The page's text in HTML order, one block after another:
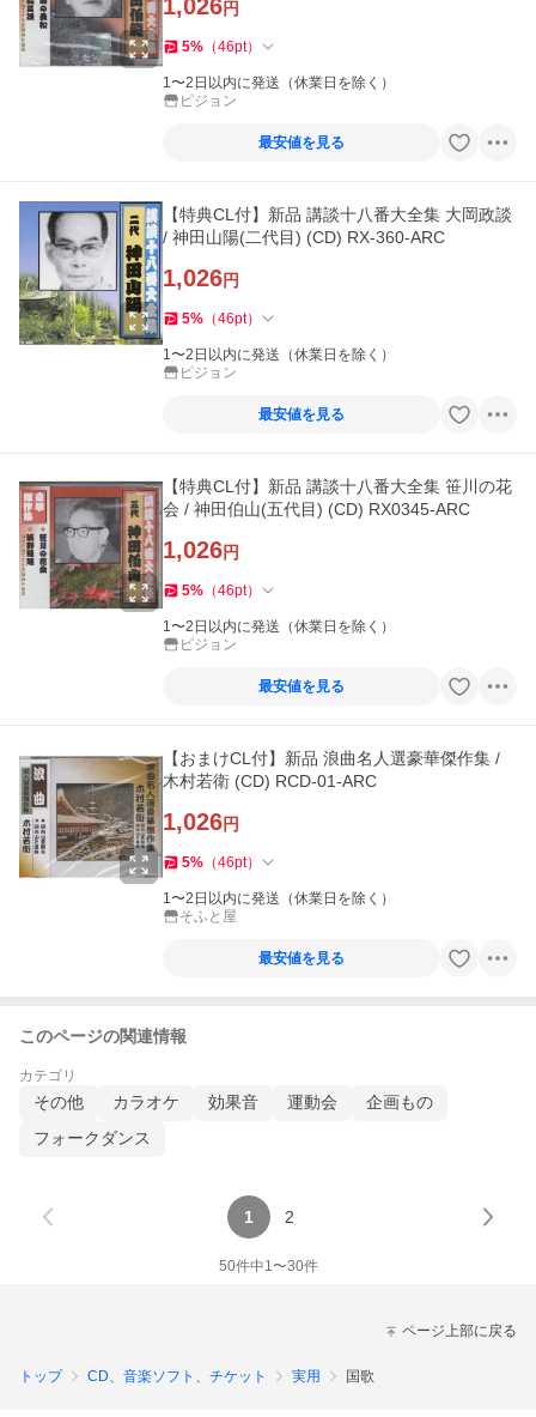
1,026円
5% （46pt）
1〜2日以内に発送（休業日を除く）
ピジョン
最安値を見る
【特典CL付】新品 講談十八番大全集 大岡政談
/ 神田山陽(二代目) (CD) RX-360-ARC
1,026円
5% （46pt）
1〜2日以内に発送（休業日を除く）
ピジョン
最安値を見る
【特典CL付】新品 講談十八番大全集 笹川の花
会 / 神田伯山(五代目) (CD) RX0345-ARC
1,026円
5% （46pt）
1〜2日以内に発送（休業日を除く）
ピジョン
最安値を見る
【おまけCL付】新品 浪曲名人選豪華傑作集 /
木村若衛 (CD) RCD-01-ARC
1,026円
5% （46pt）
1〜2日以内に発送（休業日を除く）
そふと屋
最安値を見る
このページの関連情報
カテゴリ
その他 カラオケ 効果音 運動会
企画もの
フォークダンス
1 2
50件中1〜30件
ページ上部に戻る
トップ CD、音楽ソフト、チケット 実用 国歌